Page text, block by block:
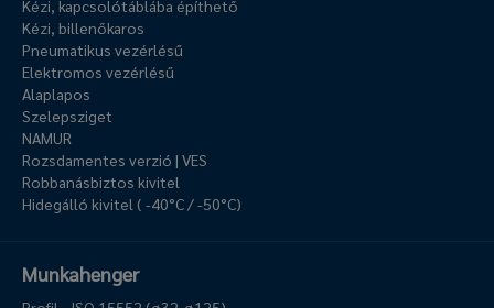
Kézi, kapcsolótáblába építhető
Kézi, billenőkaros
Pneumatikus vezérlésű
Elektromos vezérlésű
Alaplapos
Szelepsziget
NAMUR
Rozsdamentes verzió | VES
Robbanásbiztos kivitel
Hidegálló kivitel ( -40°C / -50°C)
Munkahenger